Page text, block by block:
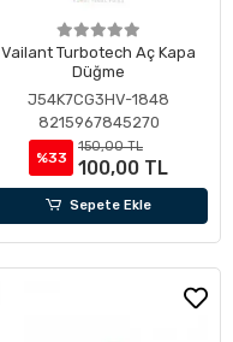
Vailant Turbotech Aç Kapa
Düğme
J54K7CG3HV-1848
8215967845270
%33
150,00 TL
100,00 TL
Sepete Ekle